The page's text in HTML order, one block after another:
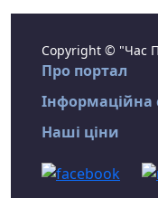
Copyright © "Час
Про портал
Інформаційна
Наші ціни